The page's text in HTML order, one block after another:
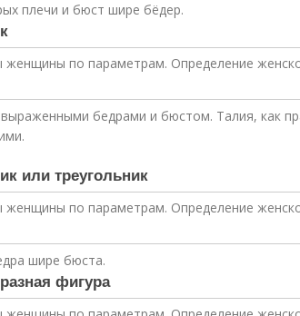
плечи и бюст шире бёдер.
бедрами и бюстом. Талия, как
или треугольник
шире бюста.
фигура